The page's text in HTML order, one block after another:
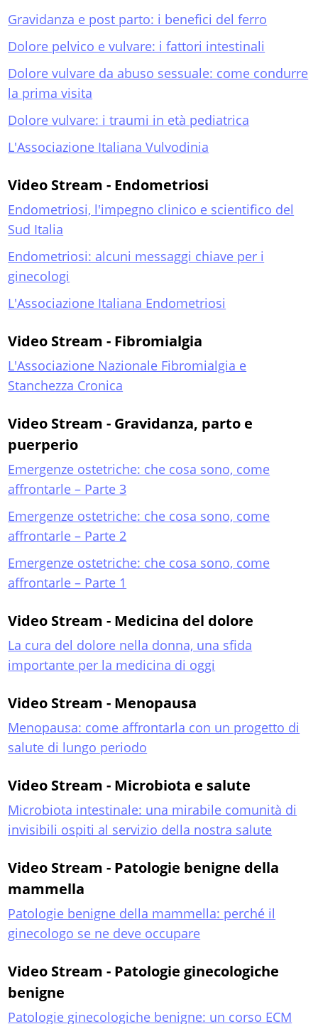
Gravidanza e post parto: i benefici del ferro
Dolore pelvico e vulvare: i fattori intestinali
Dolore vulvare da abuso sessuale: come condurre
la prima visita
Dolore vulvare: i traumi in età pediatrica
L'Associazione Italiana Vulvodinia
Video Stream - Endometriosi
Endometriosi, l'impegno clinico e scientifico del
Sud Italia
Endometriosi: alcuni messaggi chiave per i
ginecologi
L'Associazione Italiana Endometriosi
Video Stream - Fibromialgia
L'Associazione Nazionale Fibromialgia e
Stanchezza Cronica
Video Stream - Gravidanza, parto e
puerperio
Emergenze ostetriche: che cosa sono, come
affrontarle – Parte 3
Emergenze ostetriche: che cosa sono, come
affrontarle – Parte 2
Emergenze ostetriche: che cosa sono, come
affrontarle – Parte 1
Video Stream - Medicina del dolore
La cura del dolore nella donna, una sfida
importante per la medicina di oggi
Video Stream - Menopausa
Menopausa: come affrontarla con un progetto di
salute di lungo periodo
Video Stream - Microbiota e salute
Microbiota intestinale: una mirabile comunità di
invisibili ospiti al servizio della nostra salute
Video Stream - Patologie benigne della
mammella
Patologie benigne della mammella: perché il
ginecologo se ne deve occupare
Video Stream - Patologie ginecologiche
benigne
Patologie ginecologiche benigne: un corso ECM